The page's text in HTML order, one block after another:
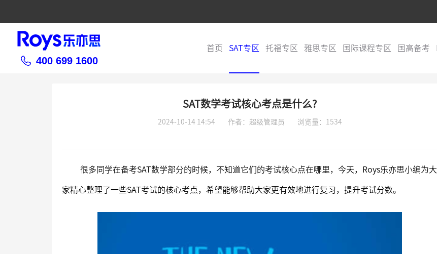
400 699 1600
首页 SAT专区 托福专区 雅思专区 国际课程专区 国高备考
SAT数学考试核心考点是什么?
2024-10-14 14:54 作者：超级管理员 浏览量：1534
很多同学在备考SAT数学部分的时候，不知道它们的考试核心点在哪里，今天，Roys乐亦思小编为大
家精心整理了一些SAT考试的核心考点，希望能够帮助大家更有效地进行复习，提升考试分数。